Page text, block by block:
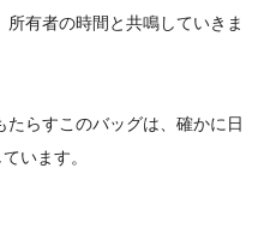
有者の時間と共鳴していきま
らすこのバッグは、確かに日
います。